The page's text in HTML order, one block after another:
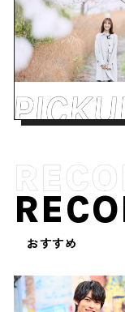
おすすめ